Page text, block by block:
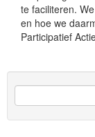
te faciliteren.
en hoe we
Participatief